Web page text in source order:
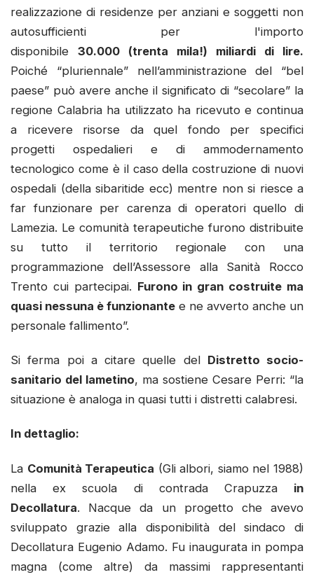
realizzazione di residenze per anziani e soggetti non
autosufficienti per l'importo
disponibile 30.000 (trenta mila!) miliardi di lire.
Poiché “pluriennale” nell’amministrazione del “bel
paese” può avere anche il significato di “secolare” la
regione Calabria ha utilizzato ha ricevuto e continua
a ricevere risorse da quel fondo per specifici
progetti ospedalieri e di ammodernamento
tecnologico come è il caso della costruzione di nuovi
ospedali (della sibaritide ecc) mentre non si riesce a
far funzionare per carenza di operatori quello di
Lamezia. Le comunità terapeutiche furono distribuite
su tutto il territorio regionale con una
programmazione dell’Assessore alla Sanità Rocco
Trento cui partecipai. Furono in gran costruite ma
quasi nessuna è funzionante e ne avverto anche un
personale fallimento”.
Si ferma poi a citare quelle del Distretto socio-
sanitario del lametino, ma sostiene Cesare Perri: “la
situazione è analoga in quasi tutti i distretti calabresi.
In dettaglio:
La Comunità Terapeutica (Gli albori, siamo nel 1988)
nella ex scuola di contrada Crapuzza in
Decollatura. Nacque da un progetto che avevo
sviluppato grazie alla disponibilità del sindaco di
Decollatura Eugenio Adamo. Fu inaugurata in pompa
magna (come altre) da massimi rappresentanti